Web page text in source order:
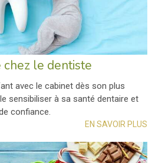
chez le dentiste
avec le cabinet dès son plus
sensibiliser à sa santé dentaire et
confiance.
EN SAVOIR PLUS